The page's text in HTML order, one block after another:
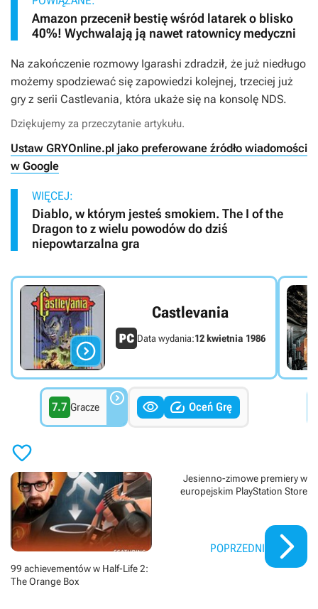
Amazon przecenił bestię wśród latarek o blisko
40%! Wychwalają ją nawet ratownicy medyczni
Na zakończenie rozmowy Igarashi zdradził, że już niedługo
możemy spodziewać się zapowiedzi kolejnej, trzeciej już
gry z serii Castlevania, która ukaże się na konsolę NDS.
Dziękujemy za przeczytanie artykułu.
Ustaw GRYOnline.pl jako preferowane źródło wiadomości
w Google
WIĘCEJ:
Diablo, w którym jesteś smokiem. The I of the
Dragon to z wielu powodów do dziś
niepowtarzalna gra

Castlevania
Data wydania:12 kwietnia 1986
7.7 Gracze    Oceń Grę

99 achievementów w Half-Life 2:
The Orange Box
Jesienno-zimowe premiery w
europejskim PlayStation Store
POPRZEDNI